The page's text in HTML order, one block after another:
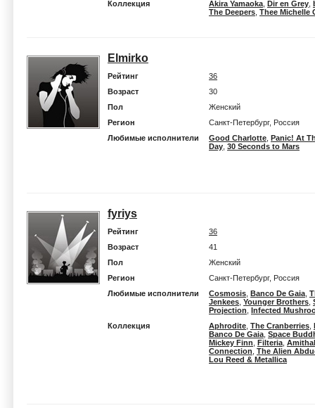
Коллекция Akira Yamaoka Dir en Grey
The Deepers Thee Michelle
Elmirko
Рейтинг
36
Возраст
30
Пол
Женский
Регион
Санкт-Петербург, Россия
Любимые исполнители
Good Charlotte Panic! At
Day 30 Seconds to Mars
fyriys
Рейтинг
36
Возраст
41
Пол
Женский
Регион
Санкт-Петербург, Россия
Любимые исполнители
Cosmosis Banco De Gaia
Jenkees Younger Brothers
Projection Infected
Коллекция
Aphrodite The Cranberries
Banco De Gaia Space
Mickey Finn Filteria
Connection The Alien
Lou Reed & Metallica